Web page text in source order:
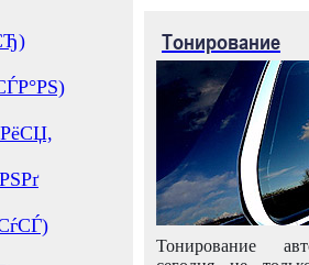
Тонирование
Тонирование